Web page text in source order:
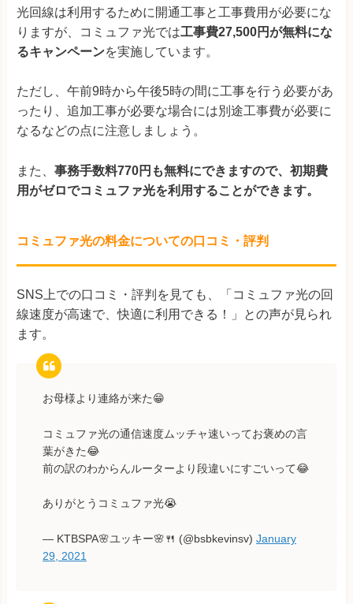
光回線は利用するために開通工事と工事費用が必要にな
りますが、コミュファ光では工事費27,500円が無料にな
るキャンペーンを実施しています。
ただし、午前9時から午後5時の間に工事を行う必要があ
ったり、追加工事が必要な場合には別途工事費が必要に
なるなどの点に注意しましょう。
また、 事務手数料770円も無料にできますので、初期費
用がゼロでコミュファ光を利用することができます。
コミュファ光の料金についての口コミ・評判
SNS上での口コミ・評判を見ても、「コミュファ光の回
線速度が高速で、快適に利用できる！」との声が見られ
ます。
お母様より連絡が来た😁
コミュファ光の通信速度ムッチャ速いってお褒めの言
葉がきた😂
前の訳のわからんルーターより段違いにすごいって😂
ありがとうコミュファ光😭
— KTBSPA🌸ユッキー🌸🍴 (@bsbkevinsv) January
29, 2021